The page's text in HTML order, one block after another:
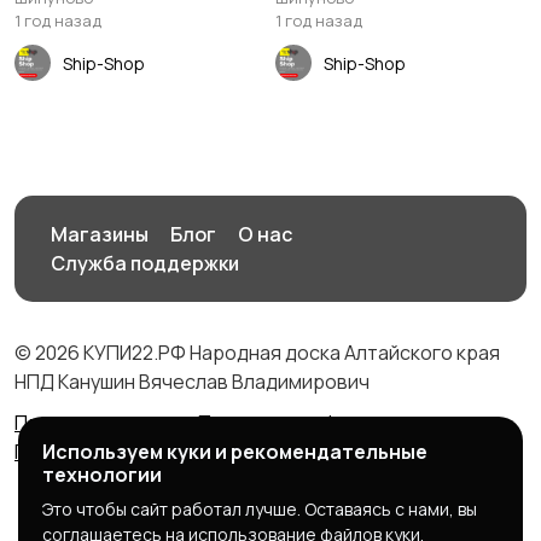
1 год назад
Ship-Shop
1 год назад
Ship-Shop
Магазины Блог
О нас
Служба поддержки
© 2026 КУПИ22.РФ Народная доска Алтайского края
НПД Канушин Вячеслав Владимирович
Правила сервиса
Политика конфиденциальности
Политика использования cookie
Используем куки и рекомендательные
технологии
Это чтобы сайт работал лучше. Оставаясь с нами, вы
соглашаетесь на использование файлов куки.